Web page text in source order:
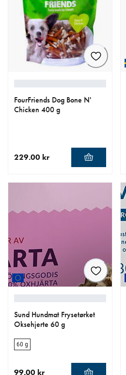
FourFriends Dog Bone N'
Chicken 400 g
229.00 kr
Sund Hundmat Frysetørket
Oksehjerte 60 g
60 g
99.00 kr